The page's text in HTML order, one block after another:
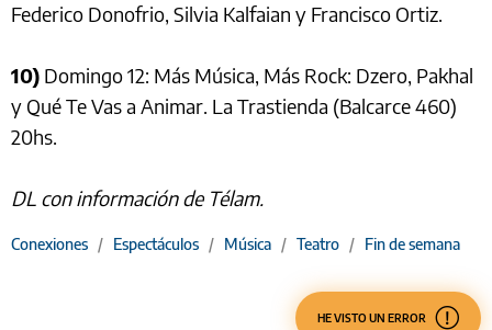
Federico Donofrio, Silvia Kalfaian y Francisco Ortiz.
10) Domingo 12: Más Música, Más Rock: Dzero, Pakhal
y Qué Te Vas a Animar. La Trastienda (Balcarce 460)
20hs.
DL con información de Télam.
Conexiones / Espectáculos / Música / Teatro / Fin de semana
HE VISTO UN ERROR